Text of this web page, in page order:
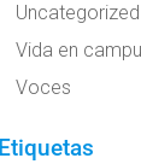
Uncategorized
Vida en
Voces
Etiquetas